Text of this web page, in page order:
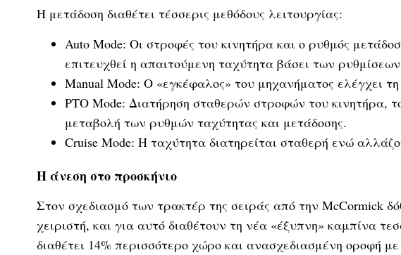
Η μετάδοση διαθέτει τέσσερις μεθόδους λειτουργίας:
Auto Mode: Οι στροφές του κινητήρα και ο ρυθμός
επιτευχθεί η απαιτούμενη ταχύτητα βάσει των ρυθμίσεων
Manual Mode: Ο «εγκέφαλος» του μηχανήματος ελέγχει
PTO Mode: Διατήρηση σταθερών στροφών του κινητήρα,
μεταβολή των ρυθμών ταχύτητας και μετάδοσης.
Cruise Mode: Η ταχύτητα διατηρείται σταθερή ενώ
Η άνεση στο προσκήνιο
Στον σχεδιασμό των τρακτέρ της σειράς από την McCormick
χειριστή, και για αυτό διαθέτουν τη νέα «έξυπνη» καμπίνα
διαθέτει 14% περισσότερο χώρο και ανασχεδιασμένη οροφή